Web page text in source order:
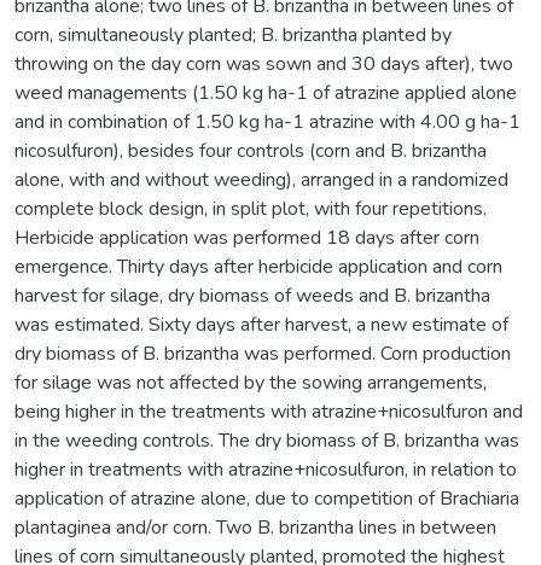
brizantha alone; two lines of B. brizantha in between lines of
corn, simultaneously planted; B. brizantha planted by
throwing on the day corn was sown and 30 days after), two
weed managements (1.50 kg ha-1 of atrazine applied alone
and in combination of 1.50 kg ha-1 atrazine with 4.00 g ha-1
nicosulfuron), besides four controls (corn and B. brizantha
alone, with and without weeding), arranged in a randomized
complete block design, in split plot, with four repetitions.
Herbicide application was performed 18 days after corn
emergence. Thirty days after herbicide application and corn
harvest for silage, dry biomass of weeds and B. brizantha
was estimated. Sixty days after harvest, a new estimate of
dry biomass of B. brizantha was performed. Corn production
for silage was not affected by the sowing arrangements,
being higher in the treatments with atrazine+nicosulfuron and
in the weeding controls. The dry biomass of B. brizantha was
higher in treatments with atrazine+nicosulfuron, in relation to
application of atrazine alone, due to competition of Brachiaria
plantaginea and/or corn. Two B. brizantha lines in between
lines of corn simultaneously planted, promoted the highest